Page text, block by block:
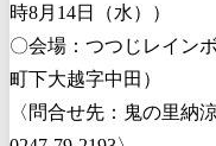
時8月14日（水））
〇会場：つつじレイン
町下大越字中田）
〈問合せ先：鬼の里納